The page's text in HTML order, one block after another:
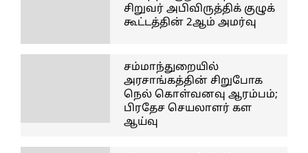
சிறுவர் அபிவிருத்திக் குழுக்
கூட்டத்தின் 2ஆம் அமர்வு
சம்மாந்துறையில்
அரசாங்கத்தின் சிறுபோக
நெல் கொள்வனவு ஆரம்பம்;
பிரதேச செயலாளர் கள
ஆய்வு